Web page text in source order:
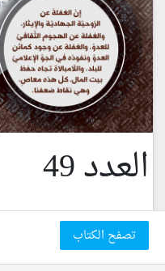
العدد 49
تصفح الكتاب